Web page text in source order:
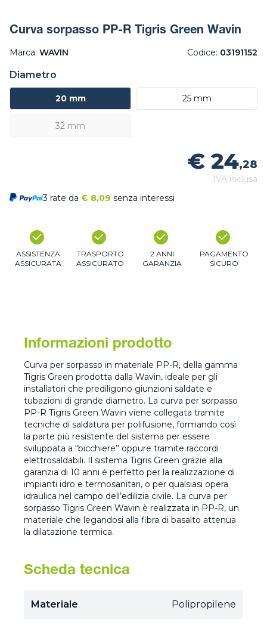
Curva sorpasso PP-R Tigris Green Wavin
Marca: WAVIN Codice: 03191152
Diametro
20 mm 25 mm
32 mm
€ 24,28
IVA inclusa
3 rate da € 8,09 senza interessi
ASSISTENZA
ASSICURATA
TRASPORTO
ASSICURATO
2 ANNI
GARANZIA
PAGAMENTO
SICURO
Informazioni prodotto
Curva per sorpasso in materiale PP-R, della gamma
Tigris Green prodotta dalla Wavin, ideale per gli
installatori che prediligono giunzioni saldate e
tubazioni di grande diametro. La curva per sorpasso
PP-R Tigris Green Wavin viene collegata tramite
tecniche di saldatura per polifusione, formando così
la parte più resistente del sistema per essere
sviluppata a “bicchiere” oppure tramite raccordi
elettrosaldabili. Il sistema Tigris Green grazie alla
garanzia di 10 anni è perfetto per la realizzazione di
impianti idro e termosanitari, o per qualsiasi opera
idraulica nel campo dell’edilizia civile. La curva per
sorpasso Tigris Green Wavin è realizzata in PP-R, un
materiale che legandosi alla fibra di basalto attenua
la dilatazione termica.
Scheda tecnica
Materiale Polipropilene